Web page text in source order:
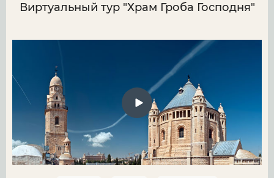
Виртуальный тур "Храм Гроба Господня"